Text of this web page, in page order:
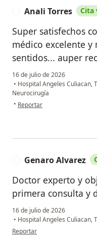
Anali Torres Cita
Super satisfechos
médico excelente
sentidos... auper
16 de julio de 2026
• Hospital Angeles Culiacan,
Neurocirugía
• en opinión del usuario Anali
Reportar
Genaro Alvarez
Doctor experto y
primera consulta y
16 de julio de 2026
• Hospital Angeles Culiacan,
en opinión del usuario Genaro
Reportar